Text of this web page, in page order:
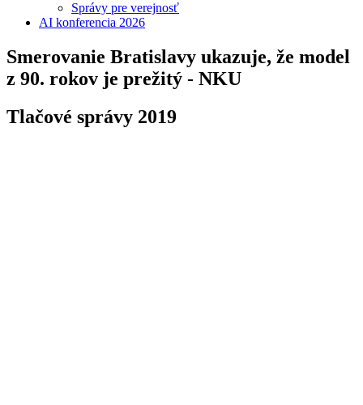
Správy pre verejnosť
AI konferencia 2026
Smerovanie Bratislavy ukazuje, že model
z 90. rokov je prežitý - NKU
Tlačové správy 2019